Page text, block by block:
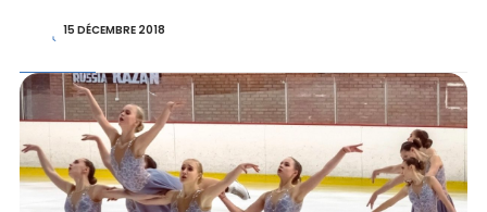
15 DÉCEMBRE 2018